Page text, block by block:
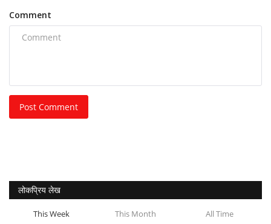
Comment
Post Comment
लोकप्रिय लेख
This Week This Month All Time